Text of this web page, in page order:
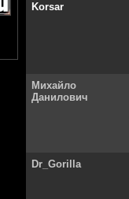
Korsar
Михайло
Данилович
Dr_Gorilla